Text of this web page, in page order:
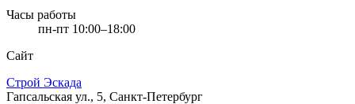
Часы работы
пн-пт 10:00–18:00
Сайт
Строй Эскада
Гапсальская ул., 5, Санкт-Петербург